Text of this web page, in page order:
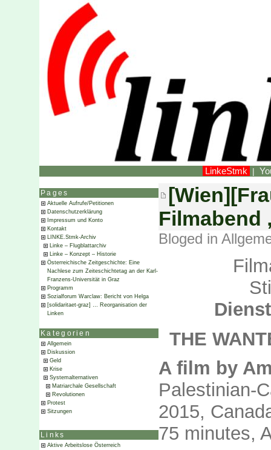
LinkeStmk |
Pages
Aktuelle Aufrufe/Petitionen
Datenschutzerklärung
Impressum und Konto
Kontakt
LINKE.Stmk-Archiv
Linke – Flugblattarchiv
Linke – Konzept – Historie
Österreichische Zeitgeschichte: Eine
Nachlese zum Zeiteschichtetag an der Karl-
Franzens-Universität in Graz
Programm
Sozialforum Warclaw: Bericht von Helga
[solidaritaet-graz] … Reorganisation der
Linken
Kategorien
Allgemein
Diskussion
Geld
Krise
Systemalternativen
Matriarchale Gesellschaft
Revolutionen
Protest
Sitzungen
Links
Aktive Arbeitslose Österreich
Filmabend
Bloged in
THE
A film by
Palestinian-
2015,
75 minutes,